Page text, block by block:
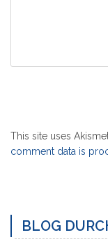
This site uses
comment data is
BLOG